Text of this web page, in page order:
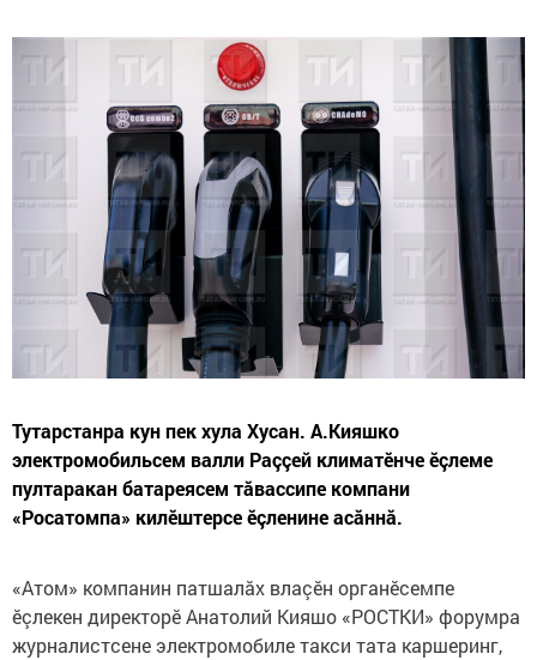
Тутарстанра кун пек хула Хусан. А.Кияшко
электромобильсем валли Раççей климатӗнче ӗçлеме
пултаракан батареясем тăвассипе компани
«Росатомпа» килӗштерсе ӗçленине асăннă.
«Атом» компанин патшалăх влаçӗн органӗсемпе
ӗçлекен директорӗ Анатолий Кияшо «РОСТКИ» форумра
журналистсене электромобиле такси тата каршеринг,